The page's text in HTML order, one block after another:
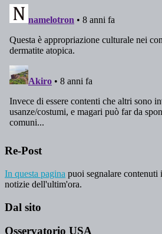
Re-Post
In questa pagina puoi segnalare contenuti
notizie dell'ultim'ora.
Dal sito
Osservatorio USA